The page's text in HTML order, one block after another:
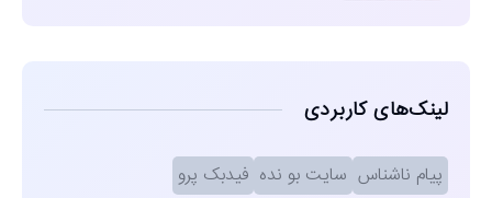
لینک‌های کاربردی
پیام ناشناس سایت بو نده فیدبک پرو